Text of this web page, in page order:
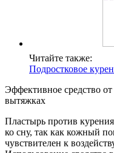
Читайте также:
Подростковое
Эффективное средство
вытяжках
Пластырь против
ко сну, так как кожный
чувствителен к